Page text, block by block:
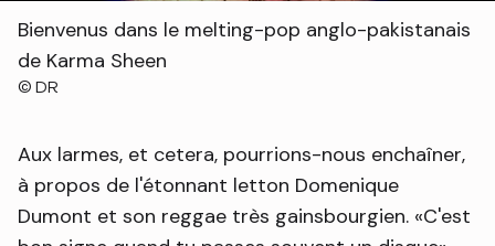
Bienvenus dans le melting-pop anglo-pakistanais
de Karma Sheen
Droits réservés :
© DR
Aux larmes, et cetera, pourrions-nous enchaîner,
à propos de l'étonnant letton Domenique
Dumont et son reggae très gainsbourgien. C'est